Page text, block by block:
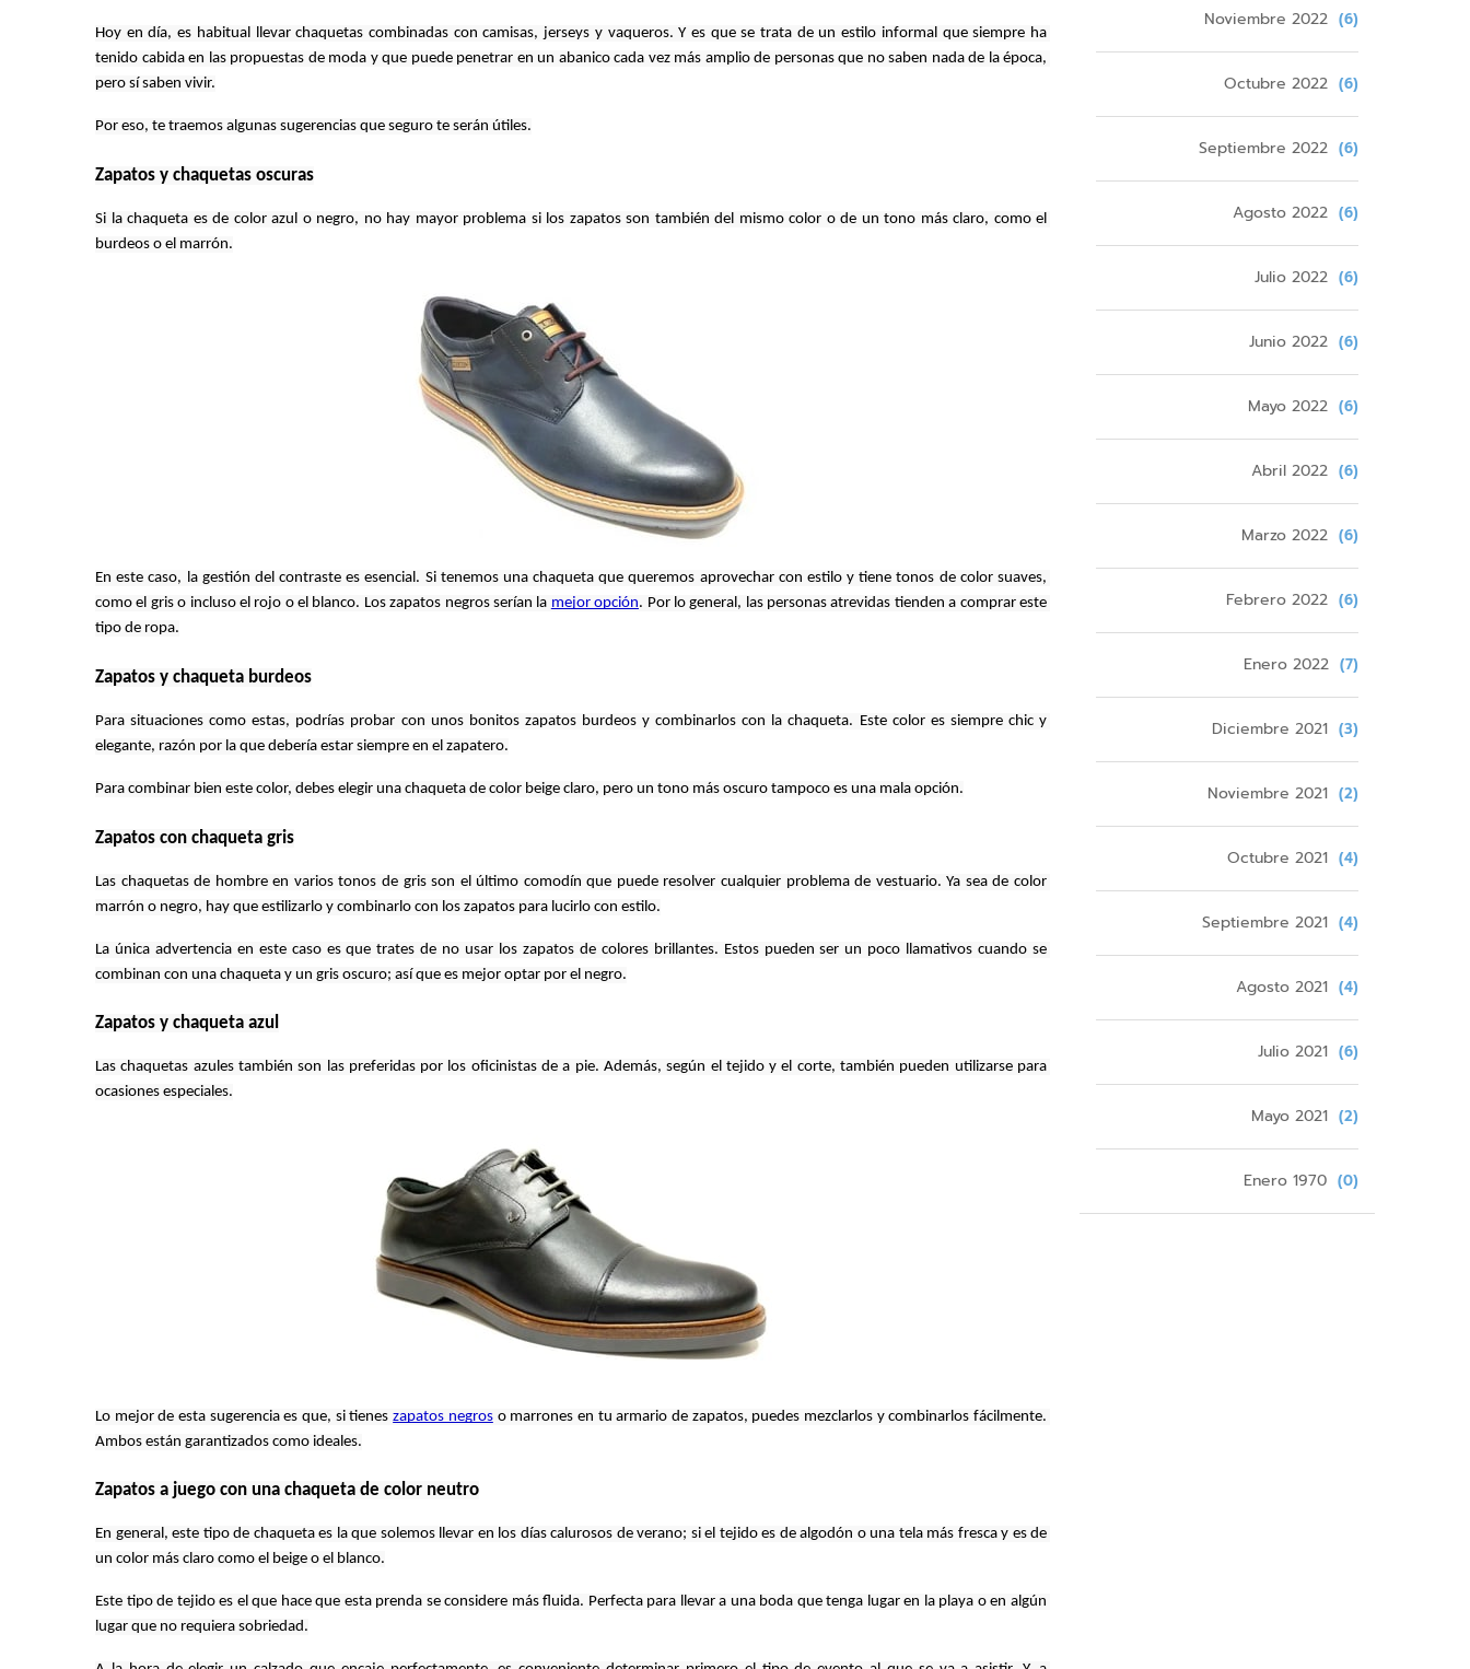
Hoy en día, es habitual llevar chaquetas combinadas con camisas, jerseys y vaqueros. Y es que se trata de un estilo informal que siempre ha
tenido cabida en las propuestas de moda y que puede penetrar en un abanico cada vez más amplio de personas que no saben nada de la época,
pero sí saben vivir.
Por eso, te traemos algunas sugerencias que seguro te serán útiles.
Zapatos y chaquetas oscuras
Si la chaqueta es de color azul o negro, no hay mayor problema si los zapatos son también del mismo color o de un tono más claro, como el
burdeos o el marrón.
En este caso, la gestión del contraste es esencial. Si tenemos una chaqueta que queremos aprovechar con estilo y tiene tonos de color suaves,
como el gris o incluso el rojo o el blanco. Los zapatos negros serían la mejor opción. Por lo general, las personas atrevidas tienden a comprar este
tipo de ropa.
Zapatos y chaqueta burdeos
Para situaciones como estas, podrías probar con unos bonitos zapatos burdeos y combinarlos con la chaqueta. Este color es siempre chic y
elegante, razón por la que debería estar siempre en el zapatero.
Para combinar bien este color, debes elegir una chaqueta de color beige claro, pero un tono más oscuro tampoco es una mala opción.
Zapatos con chaqueta gris
Las chaquetas de hombre en varios tonos de gris son el último comodín que puede resolver cualquier problema de vestuario. Ya sea de color
marrón o negro, hay que estilizarlo y combinarlo con los zapatos para lucirlo con estilo.
La única advertencia en este caso es que trates de no usar los zapatos de colores brillantes. Estos pueden ser un poco llamativos cuando se
combinan con una chaqueta y un gris oscuro; así que es mejor optar por el negro.
Zapatos y chaqueta azul
Las chaquetas azules también son las preferidas por los oficinistas de a pie. Además, según el tejido y el corte, también pueden utilizarse para
ocasiones especiales.
Lo mejor de esta sugerencia es que, si tienes zapatos negros o marrones en tu armario de zapatos, puedes mezclarlos y combinarlos fácilmente.
Ambos están garantizados como ideales.
Zapatos a juego con una chaqueta de color neutro
En general, este tipo de chaqueta es la que solemos llevar en los días calurosos de verano; si el tejido es de algodón o una tela más fresca y es de
un color más claro como el beige o el blanco.
Este tipo de tejido es el que hace que esta prenda se considere más fluida. Perfecta para llevar a una boda que tenga lugar en la playa o en algún
lugar que no requiera sobriedad.
Noviembre 2022 (6)
Octubre 2022 (6)
Septiembre 2022 (6)
Agosto 2022 (6)
Julio 2022 (6)
Junio 2022 (6)
Mayo 2022 (6)
Abril 2022 (6)
Marzo 2022 (6)
Febrero 2022 (6)
Enero 2022 (7)
Diciembre 2021 (3)
Noviembre 2021 (2)
Octubre 2021 (4)
Septiembre 2021 (4)
Agosto 2021 (4)
Julio 2021 (6)
Mayo 2021 (2)
Enero 1970 (0)